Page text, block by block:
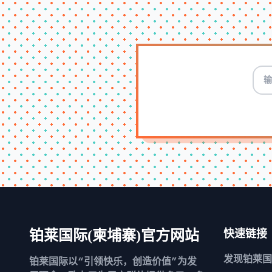
铂莱国际(柬埔寨)官方网站
铂莱国际以“引领快乐，创造价值”为发
快速链接
发现铂莱